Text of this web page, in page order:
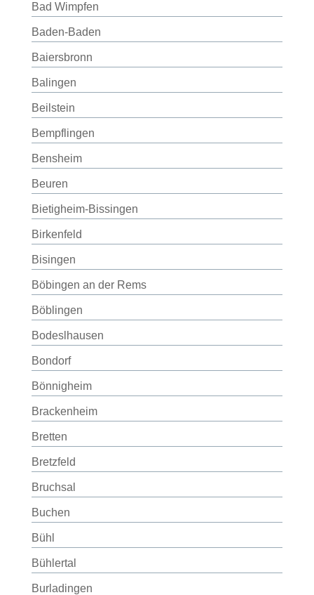
Bad Wimpfen
Baden-Baden
Baiersbronn
Balingen
Beilstein
Bempflingen
Bensheim
Beuren
Bietigheim-Bissingen
Birkenfeld
Bisingen
Böbingen an der Rems
Böblingen
Bodeslhausen
Bondorf
Bönnigheim
Brackenheim
Bretten
Bretzfeld
Bruchsal
Buchen
Bühl
Bühlertal
Burladingen